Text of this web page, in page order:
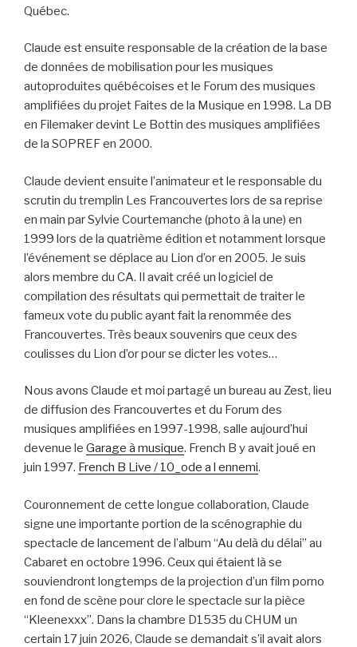
Québec.
Claude est ensuite responsable de la création de la base
de données de mobilisation pour les musiques
autoproduites québécoises et le Forum des musiques
amplifiées du projet Faites de la Musique en 1998. La DB
en Filemaker devint Le Bottin des musiques amplifiées
de la SOPREF en 2000.
Claude devient ensuite l’animateur et le responsable du
scrutin du tremplin Les Francouvertes lors de sa reprise
en main par Sylvie Courtemanche (photo à la une) en
1999 lors de la quatrième édition et notamment lorsque
l’événement se déplace au Lion d’or en 2005. Je suis
alors membre du CA. Il avait créé un logiciel de
compilation des résultats qui permettait de traiter le
fameux vote du public ayant fait la renommée des
Francouvertes. Très beaux souvenirs que ceux des
coulisses du Lion d’or pour se dicter les votes…
Nous avons Claude et moi partagé un bureau au Zest, lieu
de diffusion des Francouvertes et du Forum des
musiques amplifiées en 1997-1998, salle aujourd’hui
devenue le Garage à musique. French B y avait joué en
juin 1997. French B Live / 10_ode a l ennemi.
Couronnement de cette longue collaboration, Claude
signe une importante portion de la scénographie du
spectacle de lancement de l’album “Au delà du délai” au
Cabaret en octobre 1996. Ceux qui étaient là se
souviendront longtemps de la projection d’un film porno
en fond de scène pour clore le spectacle sur la pièce
“Kleenexxx”. Dans la chambre D1535 du CHUM un
certain 17 juin 2026, Claude se demandait s’il avait alors